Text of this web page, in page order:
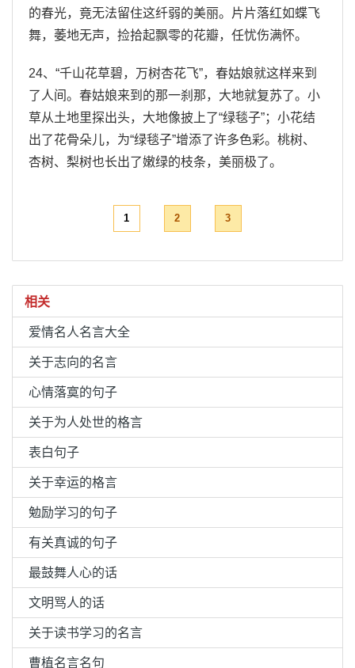
的春光，竟无法留住这纤弱的美丽。片片落红如蝶飞
舞，萎地无声，捡拾起飘零的花瓣，任忧伤满怀。
24、“千山花草碧，万树杏花飞”，春姑娘就这样来到
了人间。春姑娘来到的那一刹那，大地就复苏了。小
草从土地里探出头，大地像披上了“绿毯子”；小花结
出了花骨朵儿，为“绿毯子”增添了许多色彩。桃树、
杏树、梨树也长出了嫩绿的枝条，美丽极了。
1 2 3
相关
爱情名人名言大全
关于志向的名言
心情落寞的句子
关于为人处世的格言
表白句子
关于幸运的格言
勉励学习的句子
有关真诚的句子
最鼓舞人心的话
文明骂人的话
关于读书学习的名言
曹植名言名句